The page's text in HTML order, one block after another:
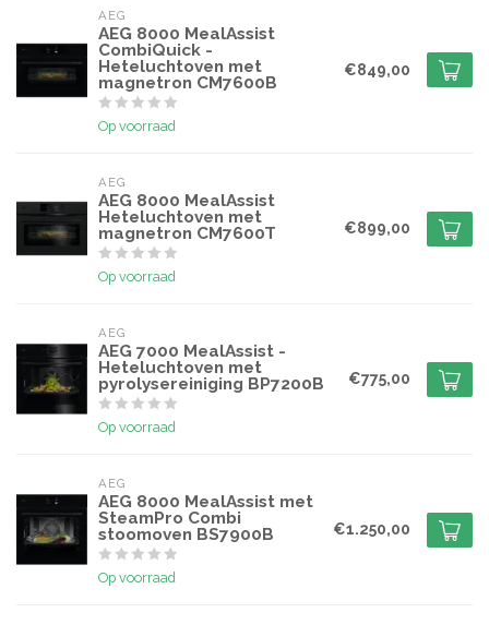
AEG
AEG 8000 MealAssist
CombiQuick -
Heteluchtoven met
magnetron CM7600B
Op voorraad
€849,00
AEG
AEG 8000 MealAssist
Heteluchtoven met
magnetron CM7600T
Op voorraad
€899,00
AEG
AEG 7000 MealAssist -
Heteluchtoven met
pyrolysereiniging BP7200B
Op voorraad
€775,00
AEG
AEG 8000 MealAssist met
SteamPro Combi
stoomoven BS7900B
Op voorraad
€1.250,00